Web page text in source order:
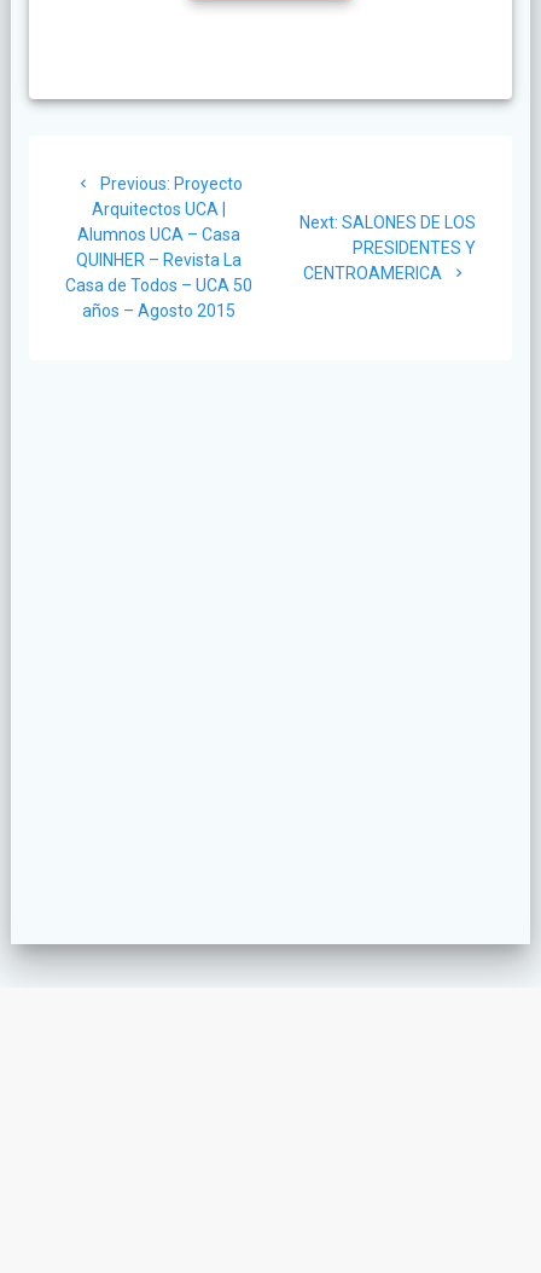
navigation
Previous: Previous
post:
Proyecto
Arquitectos UCA |
Alumnos UCA – Casa
QUINHER – Revista La
Casa de Todos – UCA 50
años – Agosto 2015
Next: Next
post:
SALONES DE LOS
PRESIDENTES Y
CENTROAMERICA